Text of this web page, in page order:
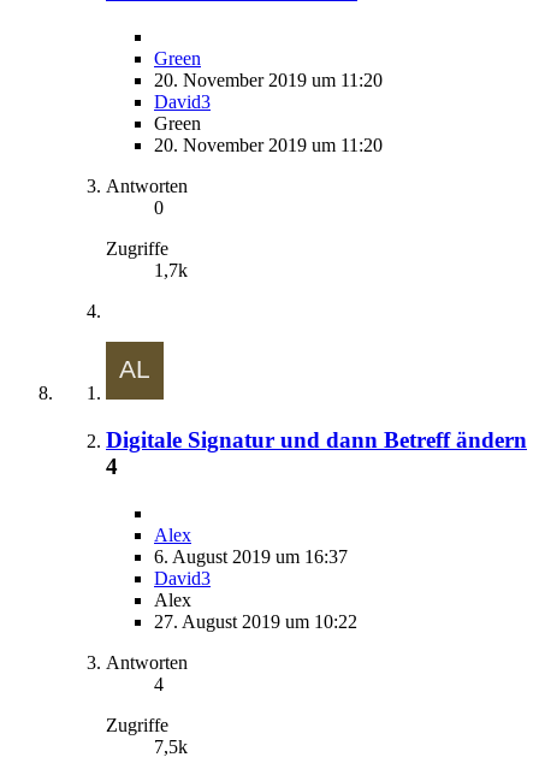
Green
20. November 2019 um 11:20
David3
Green
20. November 2019 um 11:20
Antworten
0
Zugriffe
1,7k
Digitale Signatur und dann Betreff ändern
4
Alex
6. August 2019 um 16:37
David3
Alex
27. August 2019 um 10:22
Antworten
4
Zugriffe
7,5k